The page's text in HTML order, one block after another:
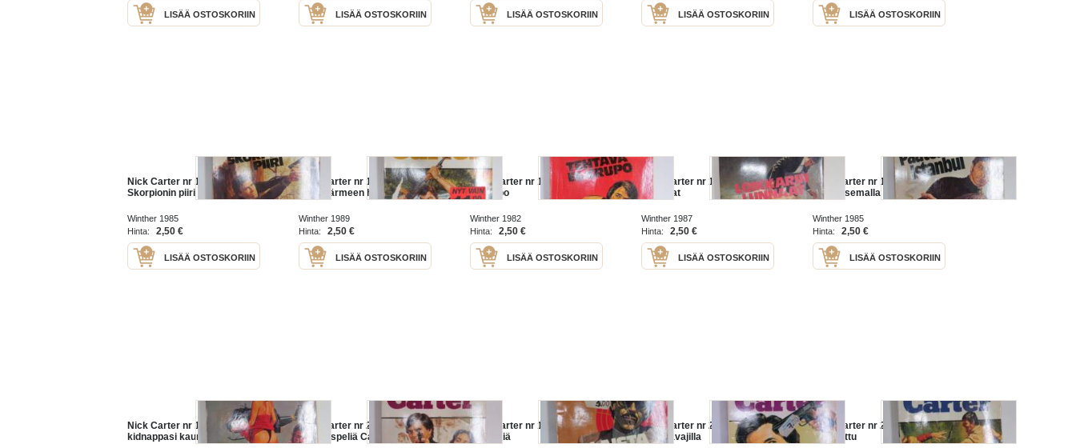
LISÄÄ OSTOSKORIIN LISÄÄ OSTOSKORIIN LISÄÄ OSTOSKORIIN LISÄÄ OSTOSKORIIN LISÄÄ OSTOSKORIIN
Nick Carter nr 162 -
Skorpionin piiri
Winther 1985
Hinta:
2,50 €
LISÄÄ OSTOSKORIIN
Nick Carter nr 195 -
Lohikäärmeen henkäys
Winther 1989
Hinta:
2,50 €
LISÄÄ OSTOSKORIIN
Nick Carter nr 106 - Tehtävä
El Grupo
Winther 1982
Hinta:
2,50 €
LISÄÄ OSTOSKORIIN
Nick Carter nr 171 - Loikkarin
lunnnaat
Winther 1987
Hinta:
2,50 €
LISÄÄ OSTOSKORIIN
Nick Carter nr 145 -
Pääteasemalla Istanbul
Winther 1985
Hinta:
2,50 €
LISÄÄ OSTOSKORIIN
Nick Carter nr 154 - Itäblokki
kidnappasi kaunottaren
Nick Carter nr 207 -
Kaksoispeliä Casablancassa
Nick Carter nr 181 - Salaista
palapeliä
Nick Carter nr 222 - Punaista
tulta havajilla
Nick Carter nr 220 - Tuulesta
temmattu